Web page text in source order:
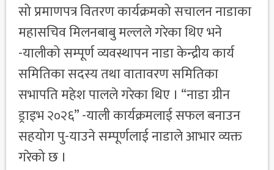
सो प्रमाणपत्र वितरण कार्यक्रमको सचालन नाडाका
महासचिव मिलनबाबु मल्लले गरेका थिए भने
-यालीको सम्पूर्ण व्यवस्थापन नाडा केन्द्रीय कार्य
समितिका सदस्य तथा वातावरण समितिका
सभापति महेश पालले गरेका थिए । “नाडा ग्रीन
ड्राइभ २०२६” -याली कार्यक्रमलाई सफल बनाउन
सहयोग पु-याउने सम्पूर्णलाई नाडाले आभार व्यक्त
गरेको छ ।